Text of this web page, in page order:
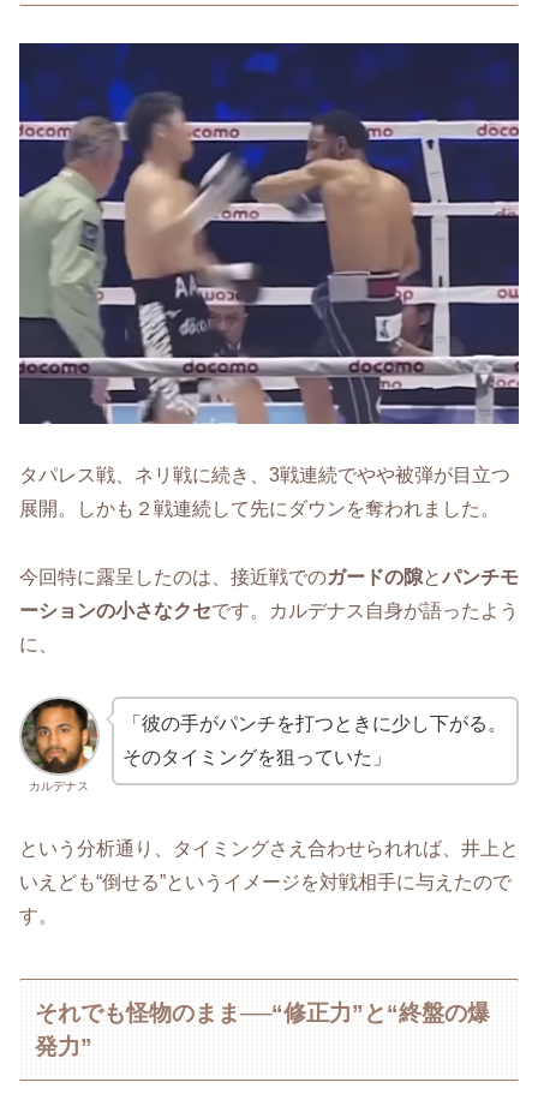
タパレス戦、ネリ戦に続き、3戦連続でやや被弾が目立つ
展開。しかも２戦連続して先にダウンを奪われました。
今回特に露呈したのは、接近戦でのガードの隙とパンチモ
ーションの小さなクセです。カルデナス自身が語ったよう
に、
カルデナス
「彼の手がパンチを打つときに少し下がる。
そのタイミングを狙っていた」
という分析通り、タイミングさえ合わせられれば、井上と
いえども“倒せる”というイメージを対戦相手に与えたので
す。
それでも怪物のまま──“修正力”と“終盤の爆
発力”